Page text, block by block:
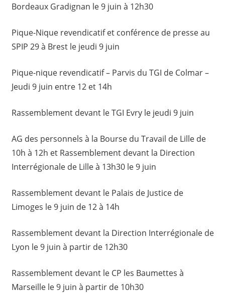
Bordeaux Gradignan le 9 juin à 12h30
Pique-Nique revendicatif et conférence de presse au
SPIP 29 à Brest le jeudi 9 juin
Pique-nique revendicatif – Parvis du TGI de Colmar –
Jeudi 9 juin entre 12 et 14h
Rassemblement devant le TGI Evry le jeudi 9 juin
AG des personnels à la Bourse du Travail de Lille de
10h à 12h et Rassemblement devant la Direction
Interrégionale de Lille à 13h30 le 9 juin
Rassemblement devant le Palais de Justice de
Limoges le 9 juin de 12 à 14h
Rassemblement devant la Direction Interrégionale de
Lyon le 9 juin à partir de 12h30
Rassemblement devant le CP les Baumettes à
Marseille le 9 juin à partir de 10h30